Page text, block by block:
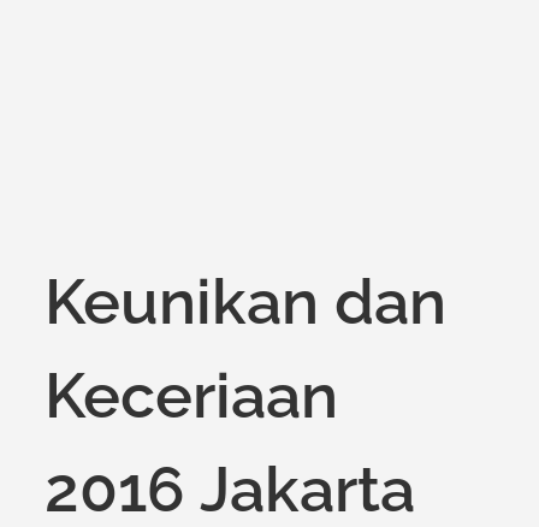
Keunikan dan
Keceriaan
2016 Jakarta